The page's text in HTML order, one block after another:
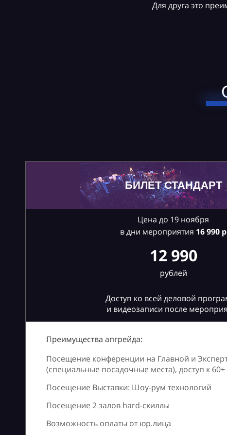
Для друга это
БИЛЕТ СТАНДАРТ
Цена до 19 ноября
в дни мероприятия 16990 р
12 990
рублей
Доступ ко всей деловой
и видеозаписи после
Преимущества апгрейда:
Посещение конференции на Главной и
(специальные посадочные места), доступ к
Посещение Выставки: Шоу-рум технологий
Посещение 2 залов hard-скиллы
Возможность оплаты от юр.лица